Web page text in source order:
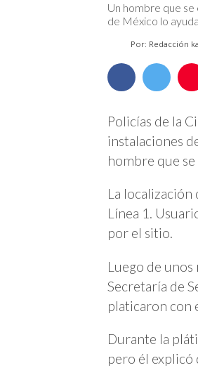
Un hombre que
de México lo
Por: Redacción
Policías de la
instalaciones
hombre que
La
Línea 1.
por el sitio.
Luego de
Secretaría de
platicaron con
Durante la
pero él explicó